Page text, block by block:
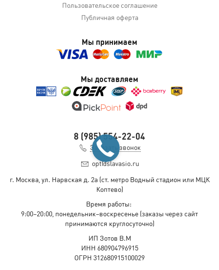
Пользовательское соглашение
Публичная оферта
Мы принимаем
Мы доставляем
8 (985) 554-22-04
Заказать звонок
opt@slavasio.ru
г. Москва, ул. Нарвская д. 2а(ст. метро Водный стадион или МЦК
Коптево)
Время работы:
9:00–20:00, понедельник–воскресенье (заказы через сайт
принимаются круглосуточно)
ИП Зотов В.М
ИНН 680904796915
ОГРН 312680915100029